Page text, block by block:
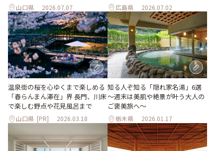
山口県 2026.07.07 広島県 2026.07.02
温泉街の桜を心ゆくまで楽しめる
「春らんまん滞在」界 長門、川床
で楽しむ野点や花見風呂まで
山口県 [PR] 2026.03.18
知る人ぞ知る「隠れ家名湯」6選
～週末は美肌や絶景が叶う大人の
ご褒美旅へ～
栃木県 2026.01.17